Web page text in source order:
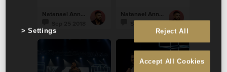
Natanael Annacondia
Natanael Annacondia
Sep 13 2018
Reject All
Accept All Cookies
Settings